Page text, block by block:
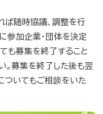
ば随時協議、調整を行
参加企業・団体を決定
も募集を終了すること
。募集を終了した後も翌
ついてもご相談をいた